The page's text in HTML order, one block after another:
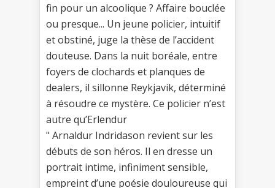
fin pour un alcoolique ? Affaire bouclée
ou presque... Un jeune policier, intuitif
et obstiné, juge la thèse de l’accident
douteuse. Dans la nuit boréale, entre
foyers de clochards et planques de
dealers, il sillonne Reykjavik, déterminé
à résoudre ce mystère. Ce policier n’est
autre qu’Erlendur
" Arnaldur Indridason revient sur les
débuts de son héros. Il en dresse un
portrait intime, infiniment sensible,
empreint d’une poésie douloureuse qui